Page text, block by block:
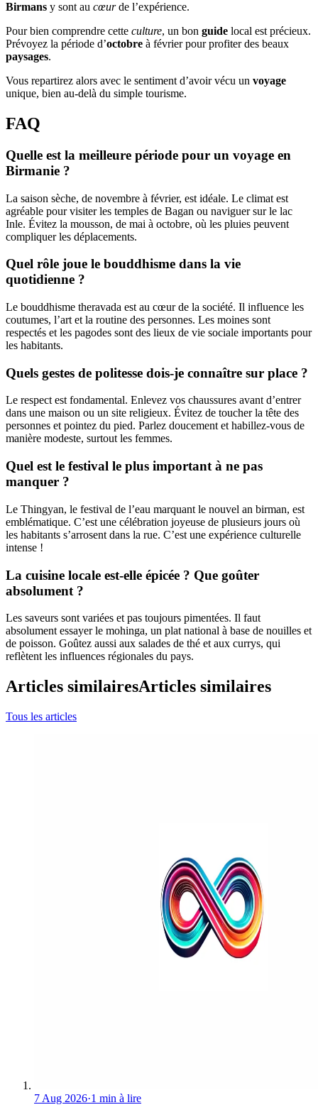
Birmans y sont au cœurde l’expérience.
Pour bien comprendre cette culture, un bon guide local est précieux.
Prévoyez la période d’octobre à février pour profiter des beaux
paysages.
Vous repartirez alors avec le sentiment d’avoir vécu un voyage
unique, bien au-delà du simple tourisme.
FAQ
Quelle est la meilleure période pour un voyage en
Birmanie ?
La saison sèche, de novembre à février, est idéale. Le climat est
agréable pour visiter les temples de Bagan ou naviguer sur le lac
Inle. Évitez la mousson, de mai à octobre, où les pluies peuvent
compliquer les déplacements.
Quel rôle joue le bouddhisme dans la vie
quotidienne ?
Le bouddhisme theravada est au cœur de la société. Il influence les
coutumes, l’art et la routine des personnes. Les moines sont
respectés et les pagodes sont des lieux de vie sociale importants pour
les habitants.
Quels gestes de politesse dois-je connaître sur place ?
Le respect est fondamental. Enlevez vos chaussures avant d’entrer
dans une maison ou un site religieux. Évitez de toucher la tête des
personnes et pointez du pied. Parlez doucement et habillez-vous de
manière modeste, surtout les femmes.
Quel est le festival le plus important à ne pas
manquer ?
Le Thingyan, le festival de l’eau marquant le nouvel an birman, est
emblématique. C’est une célébration joyeuse de plusieurs jours où
les habitants s’arrosent dans la rue. C’est une expérience culturelle
intense !
La cuisine locale est-elle épicée ? Que goûter
absolument ?
Les saveurs sont variées et pas toujours pimentées. Il faut
absolument essayer le mohinga, un plat national à base de nouilles et
de poisson. Goûtez aussi aux salades de thé et aux currys, qui
reflètent les influences régionales du pays.
Articles similairesArticles similaires
Tous les articles
7 Aug 2026·1 min à lire